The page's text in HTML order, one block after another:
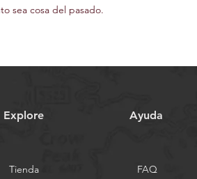
sea cosa del pasado.
Explore Ayuda
Tienda FAQ